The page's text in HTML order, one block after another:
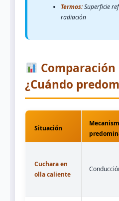
Termos:Superficie
radiación
¿Cuándo
Situación
Cuchara en
olla caliente